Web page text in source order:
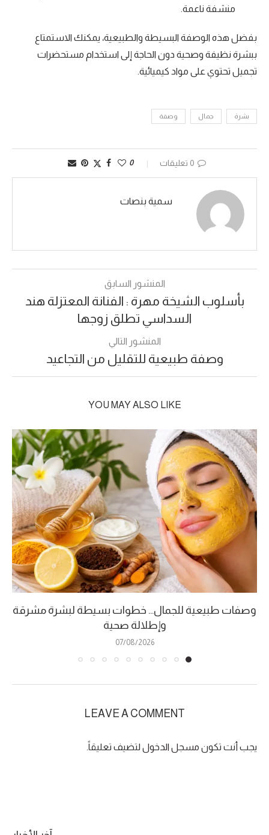
منشفة ناعمة.
بفضل هذه الوصفة البسيطة والطبيعية، يمكنك الاستمتاع
ببشرة نظيفة وصحية دون الحاجة إلى استخدام مستحضرات
تجميل تحتوي على مواد كيميائية.
بشرة جمال وصفة
0 تعليقات 0
سمية بنصات
المنشور السابق
بأسلوب الشيخة مهرة : الفنانة المعتزلة هند
السداسي تطلق زوجها
المنشور التالي
وصفة طبيعية للتقليل من التجاعيد
YOU MAY ALSO LIKE
وصفات طبيعية للجمال… خطوات بسيطة لبشرة مشرقة
وإطلالة صحية
07/08/2026
LEAVE A COMMENT
يجب أنت تكون مسجل الدخول لتضيف تعليقاً.